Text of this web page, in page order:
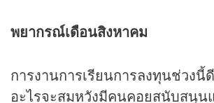
พยากรณ์เดือนสิงหาคม
การงานการเรียนการลงทุนช่วงนี้
อะไรจะสมหวังมีคนคอยสนับสนุน